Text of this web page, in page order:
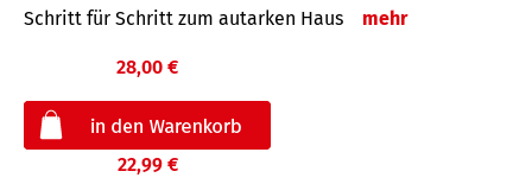
Schritt für Schritt zum autarken Haus mehr
28,00 €
22,99 €